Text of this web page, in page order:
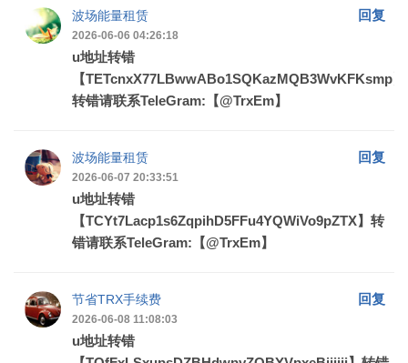
波场能量租赁 回复
2026-06-06 04:26:18
u地址转错
【TETcnxX77LBwwABo1SQKazMQB3WvKFKsmp】
转错请联系TeleGram:【@TrxEm】
波场能量租赁 回复
2026-06-07 20:33:51
u地址转错
【TCYt7Lacp1s6ZqpihD5FFu4YQWiVo9pZTX】转
错请联系TeleGram:【@TrxEm】
节省TRX手续费 回复
2026-06-08 11:08:03
u地址转错